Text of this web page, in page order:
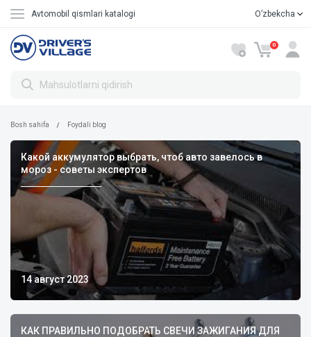
Avtomobil qismlari katalogi Oʼzbekcha
0
Bosh sahifa Foydali blog
Какой аккумулятор выбрать, чтоб авто завелось в
мороз - советы экспертов
14 август 2023
КАК ПРАВИЛЬНО ПОДОБРАТЬ СВЕЧИ ЗАЖИГАНИЯ ДЛЯ